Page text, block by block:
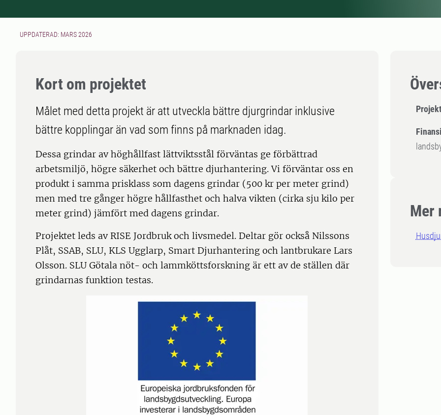
UPPDATERAD: MARS 2026
Mer
Kort om projektet
Målet med detta projekt är att utveckla bättre djurgrindar inklusive
bättre kopplingar än vad som finns på marknaden idag.
Dessa grindar av höghållfast lättviktsstål förväntas ge förbättrad
arbetsmiljö, högre säkerhet och bättre djurhantering. Vi förväntar oss en
produkt i samma prisklass som dagens grindar (500 kr per meter grind)
men med tre gånger högre hållfasthet och halva vikten (cirka sju kilo per
meter grind) jämfört med dagens grindar.
Projektet leds av RISE Jordbruk och livsmedel. Deltar gör också Nilssons
Plåt, SSAB, SLU, KLS Ugglarp, Smart Djurhantering och lantbrukare Lars
Olsson. SLU Götala nöt- och lammköttsforskning är ett av de ställen där
grindarnas funktion testas.